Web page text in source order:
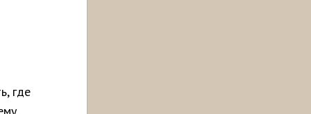
где